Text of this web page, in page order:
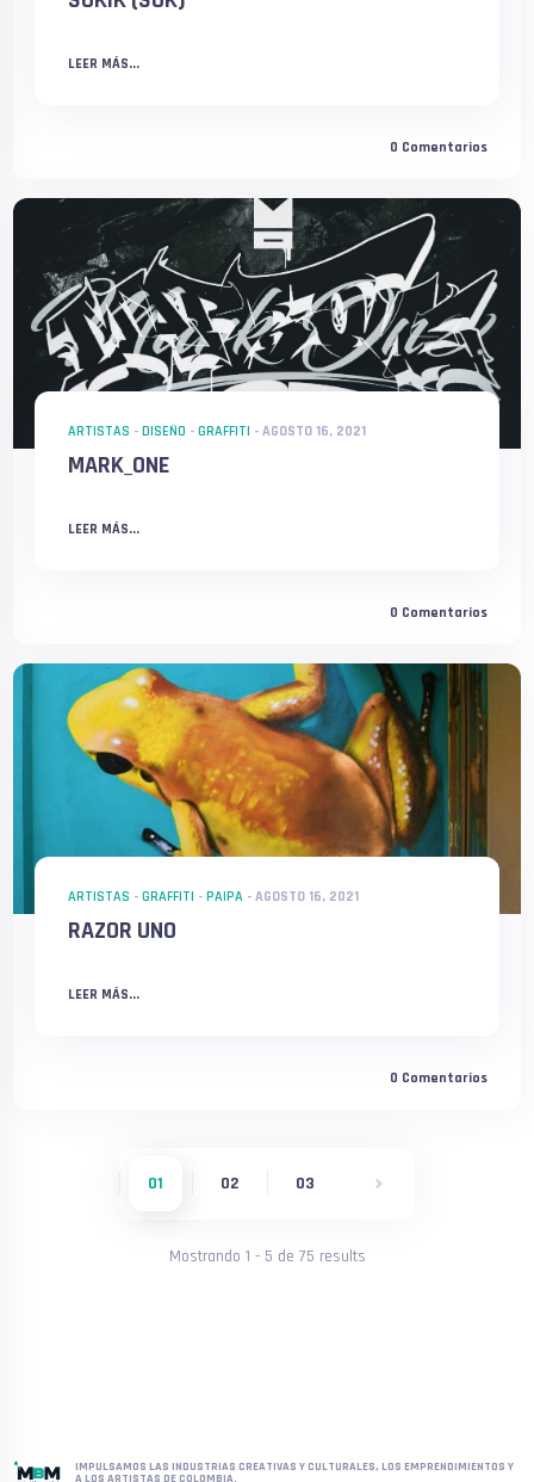
LEER MÁS...
0 Comentarios
ARTISTAS - DISEÑO - GRAFFITI - AGOSTO 16, 2021
MARK_ONE
LEER MÁS...
0 Comentarios
ARTISTAS - GRAFFITI - PAIPA- AGOSTO 16, 2021
RAZOR UNO
LEER MÁS...
0 Comentarios
01 02 03
Mostrando 1 - 5 de 75 results
IMPULSAMOS LAS INDUSTRIAS CREATIVAS Y CULTURALES, LOS EMPRENDIMIENTOS Y
A LOS ARTISTAS DE COLOMBIA.